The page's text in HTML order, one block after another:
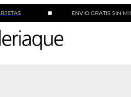
ENVIO GRATIS SIN MINIMO DE